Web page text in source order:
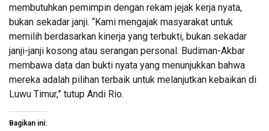
membutuhkan pemimpin dengan rekam jejak kerja nyata,
bukan sekadar janji. “Kami mengajak masyarakat untuk
memilih berdasarkan kinerja yang terbukti, bukan sekadar
janji-janji kosong atau serangan personal. Budiman-Akbar
membawa data dan bukti nyata yang menunjukkan bahwa
mereka adalah pilihan terbaik untuk melanjutkan kebaikan di
Luwu Timur,” tutup Andi Rio.
Bagikan ini: